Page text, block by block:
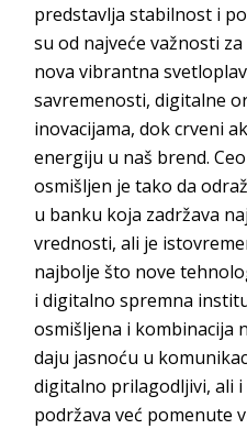
predstavlja stabilnost i
su od najveće važnosti
nova vibrantna
savremenosti, digitalne
inovacijama, dok crveni
energiju u naš brend.
osmišljen je tako da
u banku koja zadržava
vrednosti, ali je
najbolje što nove
i digitalno spremna
osmišljena i kombinacija
daju jasnoću u
digitalno prilagodljivi, ali
podržava već pomenute